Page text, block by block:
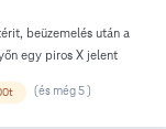
beüzemelés után a
egy piros X jelent
(és még 5 )